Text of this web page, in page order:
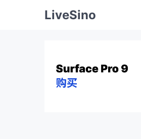
LiveSino